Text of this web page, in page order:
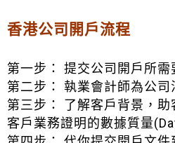
香港公司開戶流程
第一步： 提交公司開戶所需
第二步： 執業會計師為公
第三步： 了解客戶背景，
客戶業務證明的數據質量